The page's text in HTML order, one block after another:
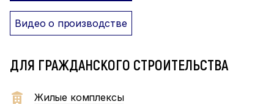
Видео о производстве
ДЛЯ ГРАЖДАНСКОГО СТРОИТЕЛЬСТВА
Жилые комплексы